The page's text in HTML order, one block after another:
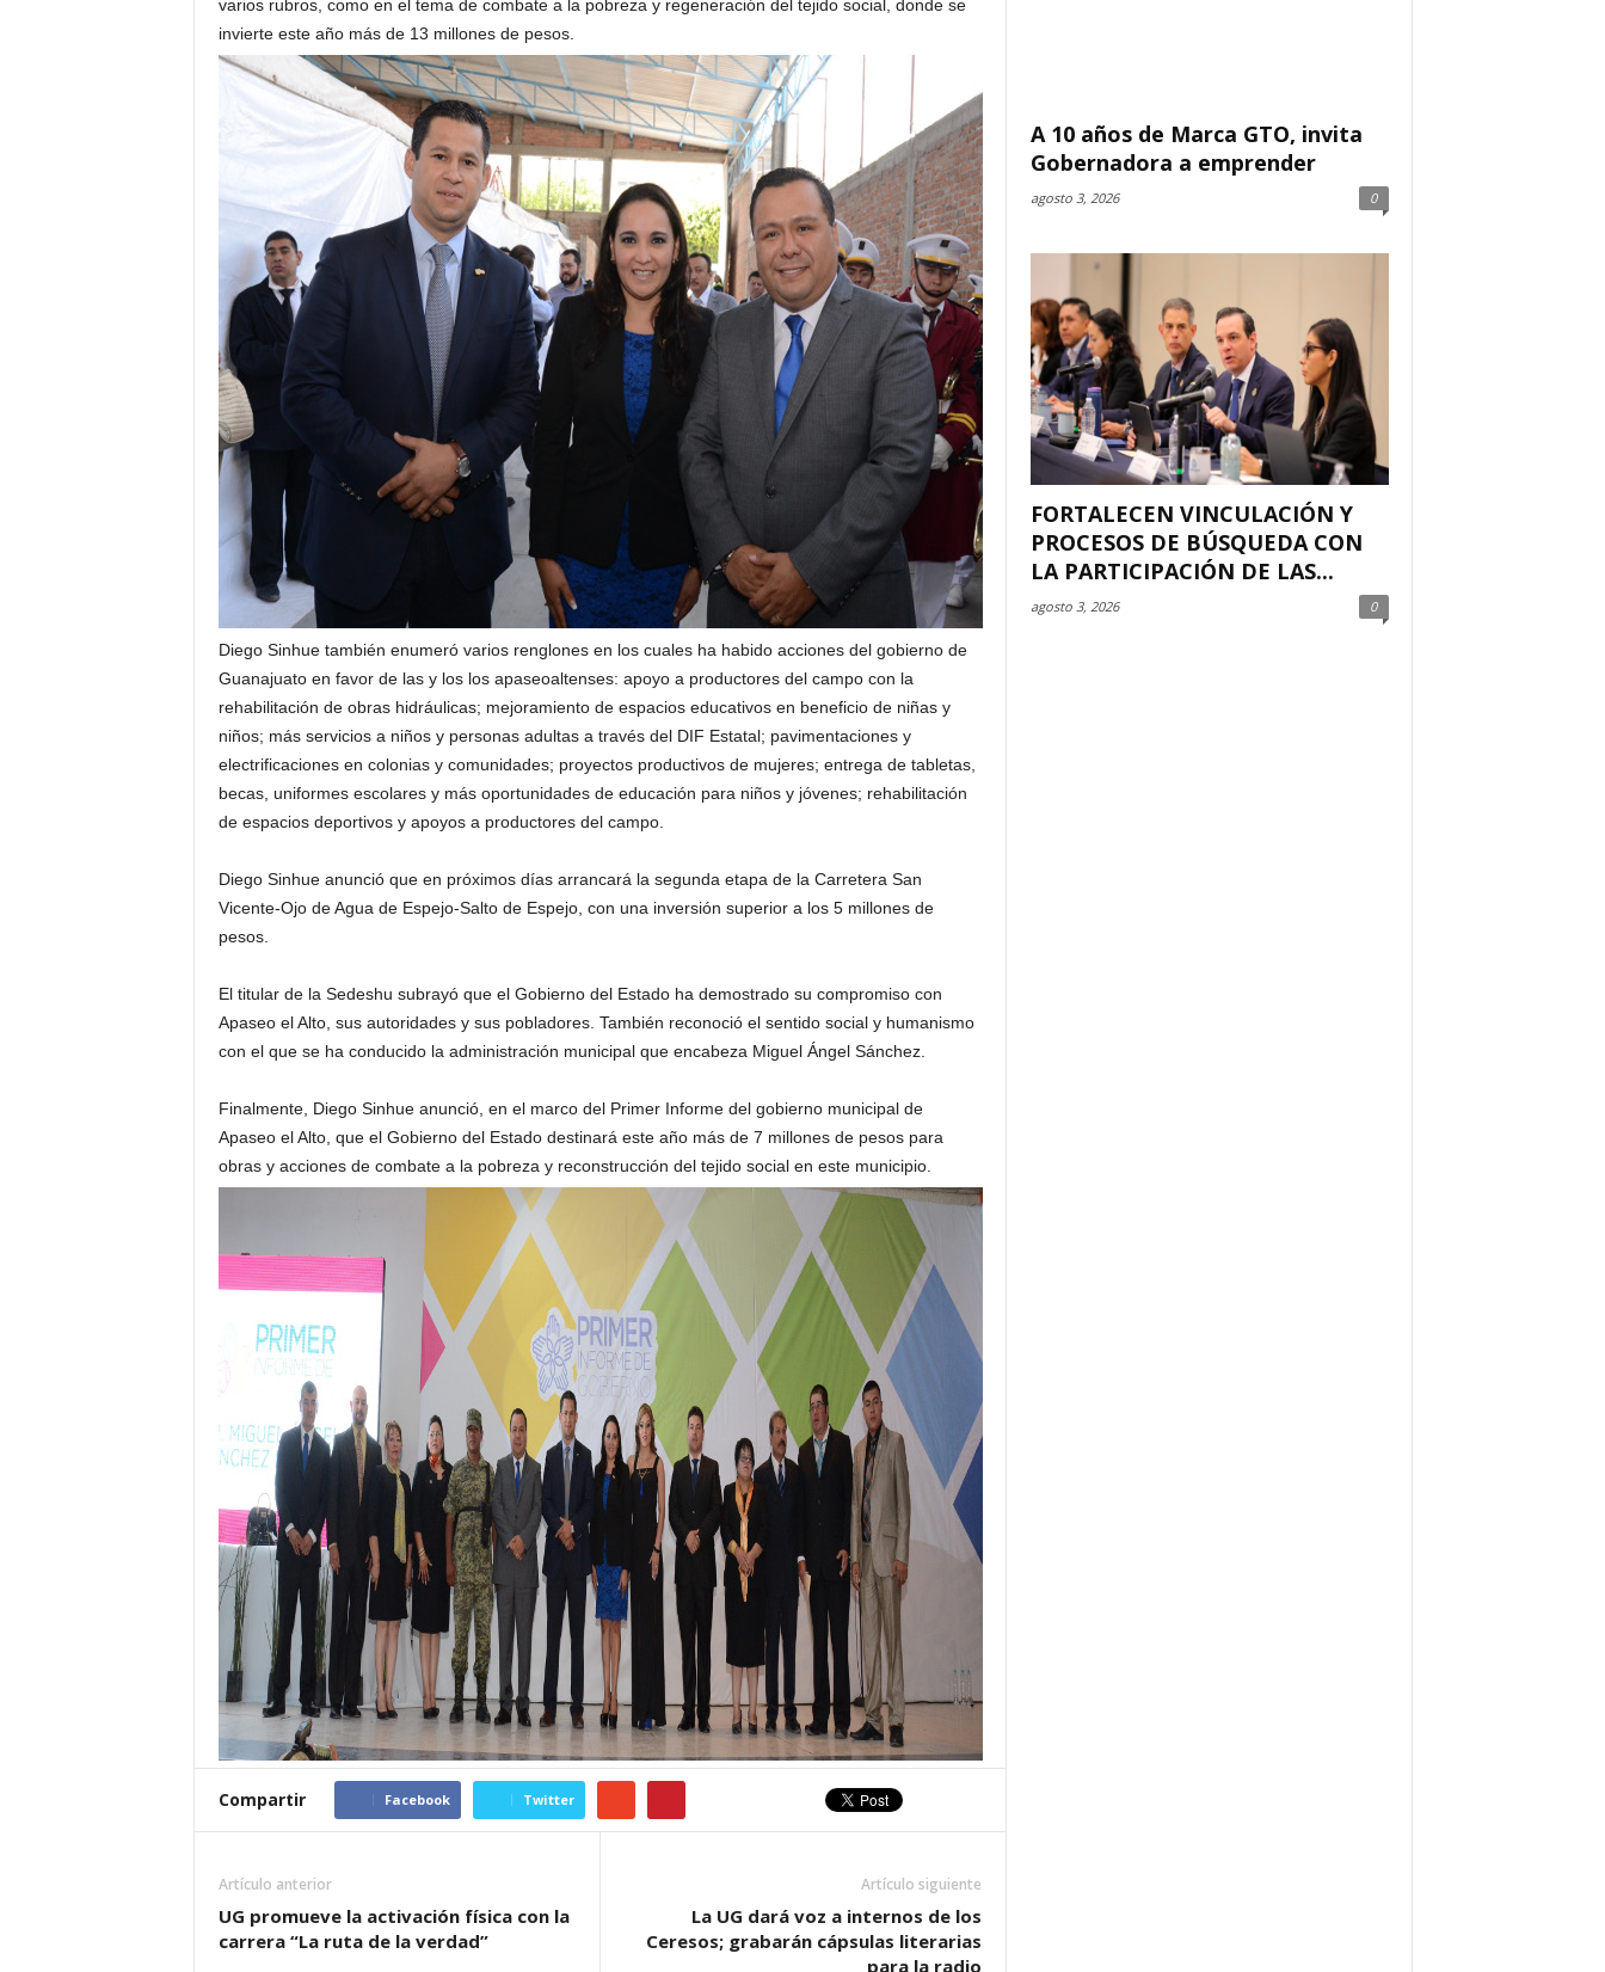
varios rubros, como en el tema de combate a la pobreza y regeneración del tejido social, donde se
invierte este año más de 13 millones de pesos.
Diego Sinhue también enumeró varios renglones en los cuales ha habido acciones del gobierno de
Guanajuato en favor de las y los los apaseoaltenses: apoyo a productores del campo con la
rehabilitación de obras hidráulicas; mejoramiento de espacios educativos en beneficio de niñas y
niños; más servicios a niños y personas adultas a través del DIF Estatal; pavimentaciones y
electrificaciones en colonias y comunidades; proyectos productivos de mujeres; entrega de tabletas,
becas, uniformes escolares y más oportunidades de educación para niños y jóvenes; rehabilitación
de espacios deportivos y apoyos a productores del campo.
Diego Sinhue anunció que en próximos días arrancará la segunda etapa de la Carretera San
Vicente-Ojo de Agua de Espejo-Salto de Espejo, con una inversión superior a los 5 millones de
pesos.
El titular de la Sedeshu subrayó que el Gobierno del Estado ha demostrado su compromiso con
Apaseo el Alto, sus autoridades y sus pobladores. También reconoció el sentido social y humanismo
con el que se ha conducido la administración municipal que encabeza Miguel Ángel Sánchez.
Finalmente, Diego Sinhue anunció, en el marco del Primer Informe del gobierno municipal de
Apaseo el Alto, que el Gobierno del Estado destinará este año más de 7 millones de pesos para
obras y acciones de combate a la pobreza y reconstrucción del tejido social en este municipio.
Compartir Facebook Twitter
Artículo anterior
UG promueve la activación física con la
carrera “La ruta de la verdad”
Artículo siguiente
La UG dará voz a internos de los
Ceresos; grabarán cápsulas literarias
para la radio
A 10 años de Marca GTO, invita
Gobernadora a emprender
agosto 3, 2026 0
FORTALECEN VINCULACIÓN Y
PROCESOS DE BÚSQUEDA CON
LA PARTICIPACIÓN DE LAS...
agosto 3, 2026 0